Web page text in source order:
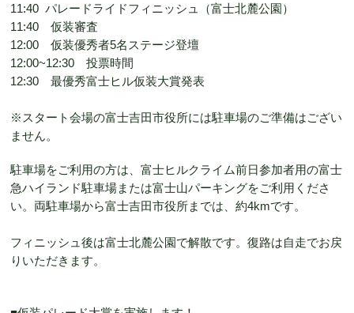
11:40 パレードライドフィニッシュ（富士北麓公園）
11:40 仮装審査
12:00 仮装優秀者5名ステージ登壇
12:00~12:30 投票時間
12:30 最優秀富士ヒル仮装大賞発表
※スタート会場の富士吉田市役所には駐車場のご準備はござい
ません。
駐車場をご利用の方は、富士ヒルクライム前日参加者用の富士
急ハイランド駐車場または富士山パーキングをご利用くださ
い。両駐車場から富士吉田市役所までは、約4kmです。
フィニッシュ後は富士北麓公園で解散です。復路は自走でお戻
りいただきます。